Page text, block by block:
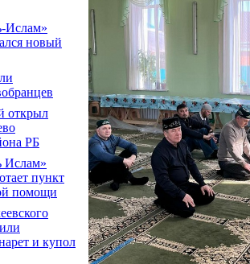
Ислам»
новый
открыл
РБ
Ислам»
пункт
помощи
и купол